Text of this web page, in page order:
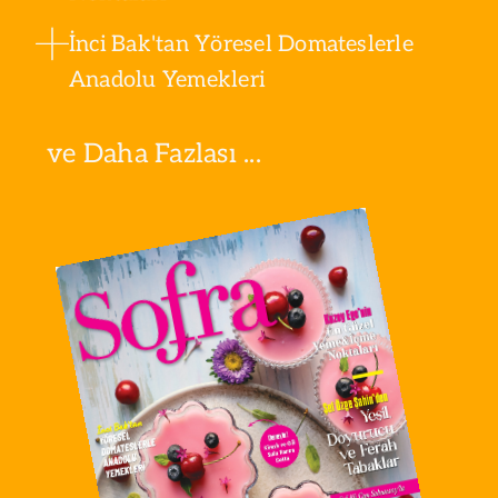
İnci Bak'tan Yöresel Domateslerle
Anadolu Yemekleri
ve Daha Fazlası ...